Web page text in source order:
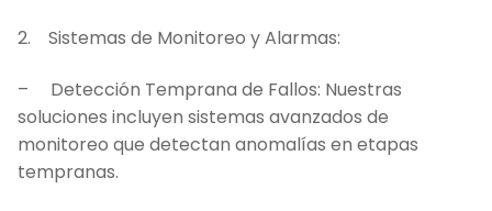
2. Sistemas de Monitoreo y Alarmas:
– Detección Temprana de Fallos: Nuestras
soluciones incluyen sistemas avanzados de
monitoreo que detectan anomalías en etapas
tempranas.